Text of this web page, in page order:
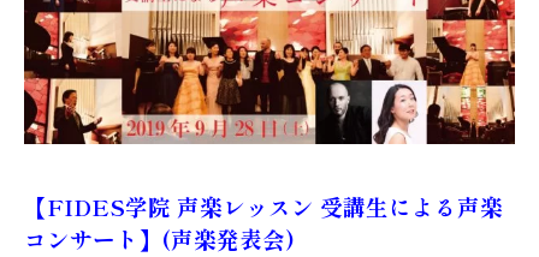
【FIDES学院 声楽レッスン 受講生による声楽
コンサート】(声楽発表会)